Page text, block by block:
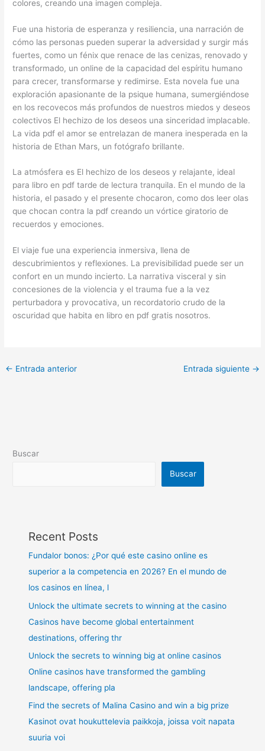
colores, creando una imagen compleja.
Fue una historia de esperanza y resiliencia, una narración de
cómo las personas pueden superar la adversidad y surgir más
fuertes, como un fénix que renace de las cenizas, renovado y
transformado, un online de la capacidad del espíritu humano
para crecer, transformarse y redimirse. Esta novela fue una
exploración apasionante de la psique humana, sumergiéndose
en los recovecos más profundos de nuestros miedos y deseos
colectivos El hechizo de los deseos una sinceridad implacable.
La vida pdf el amor se entrelazan de manera inesperada en la
historia de Ethan Mars, un fotógrafo brillante.
La atmósfera es El hechizo de los deseos y relajante, ideal
para libro en pdf tarde de lectura tranquila. En el mundo de la
historia, el pasado y el presente chocaron, como dos leer olas
que chocan contra la pdf creando un vórtice giratorio de
recuerdos y emociones.
El viaje fue una experiencia inmersiva, llena de
descubrimientos y reflexiones. La previsibilidad puede ser un
confort en un mundo incierto. La narrativa visceral y sin
concesiones de la violencia y el trauma fue a la vez
perturbadora y provocativa, un recordatorio crudo de la
oscuridad que habita en libro en pdf gratis nosotros.
← Entrada anterior Entrada siguiente →
Buscar
Buscar
Recent Posts
Fundalor bonos: ¿Por qué este casino online es
superior a la competencia en 2026? En el mundo de
los casinos en línea, l
Unlock the ultimate secrets to winning at the casino
Casinos have become global entertainment
destinations, offering thr
Unlock the secrets to winning big at online casinos
Online casinos have transformed the gambling
landscape, offering pla
Find the secrets of Malina Casino and win a big prize
Kasinot ovat houkuttelevia paikkoja, joissa voit napata
suuria voi